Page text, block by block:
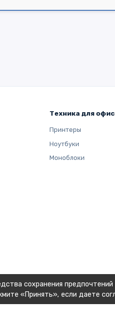
сохранения
«Принять», если даете
Техника для
Принтеры
Ноутбуки
Моноблоки